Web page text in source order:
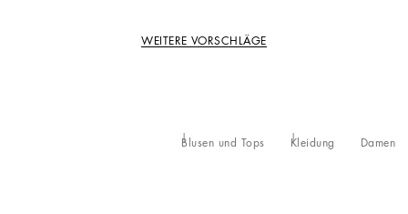
WEITERE VORSCHLÄGE
Damen
Kleidung
Blusen und Tops